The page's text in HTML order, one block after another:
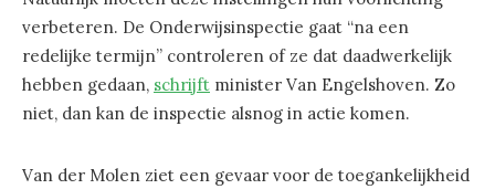
verbeteren. De Onderwijsinspectie gaat “na een
redelijke termijn” controleren of ze dat daadwerkelijk
hebben gedaan, schrijft minister Van Engelshoven. Zo
niet, dan kan de inspectie alsnog in actie komen.
Van der Molen ziet een gevaar voor de toegankelijkheid